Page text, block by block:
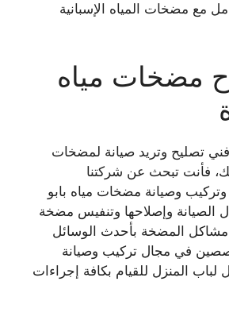
مع مضخات المياه الإسبانية
مضخات مياه
تصليح وتريد صيانة لمضخات
فأنت تبحث عن شركتنا
وصيانة مضخات مياه بابو
الصيانة وإصلاحها وتنفيس مضخة
مشاكل المضخة بأحدث الوسائل
في مجال تركيب وصيانة
المنزل للقيام بكافة إجراءات